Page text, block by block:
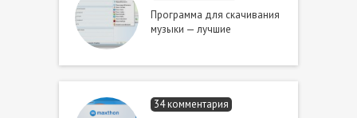
Программа для скачивания
музыки — лучшие
34 комментария